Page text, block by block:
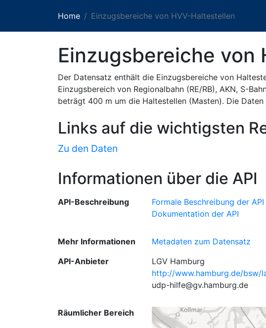
Home Einzugsbereiche von HVV-Haltestellen
Einzugsbereiche von
Der Datensatz enthält die Einzugsbereiche von
Einzugsbereich von Regionalbahn (RE/RB), AKN, S-
beträgt 400 m um die Haltestellen (Masten). Die
Links auf die wichtigsten
Zu den Daten
Informationen über die API
API-Beschreibung
Formale Beschreibung der
Dokumentation der API
Mehr Informationen
Metadaten zum Datensatz
API-Anbieter
LGV Hamburg
http://www.hamburg.de/bsw/
udp-hilfe@gv.hamburg.de
Räumlicher Bereich